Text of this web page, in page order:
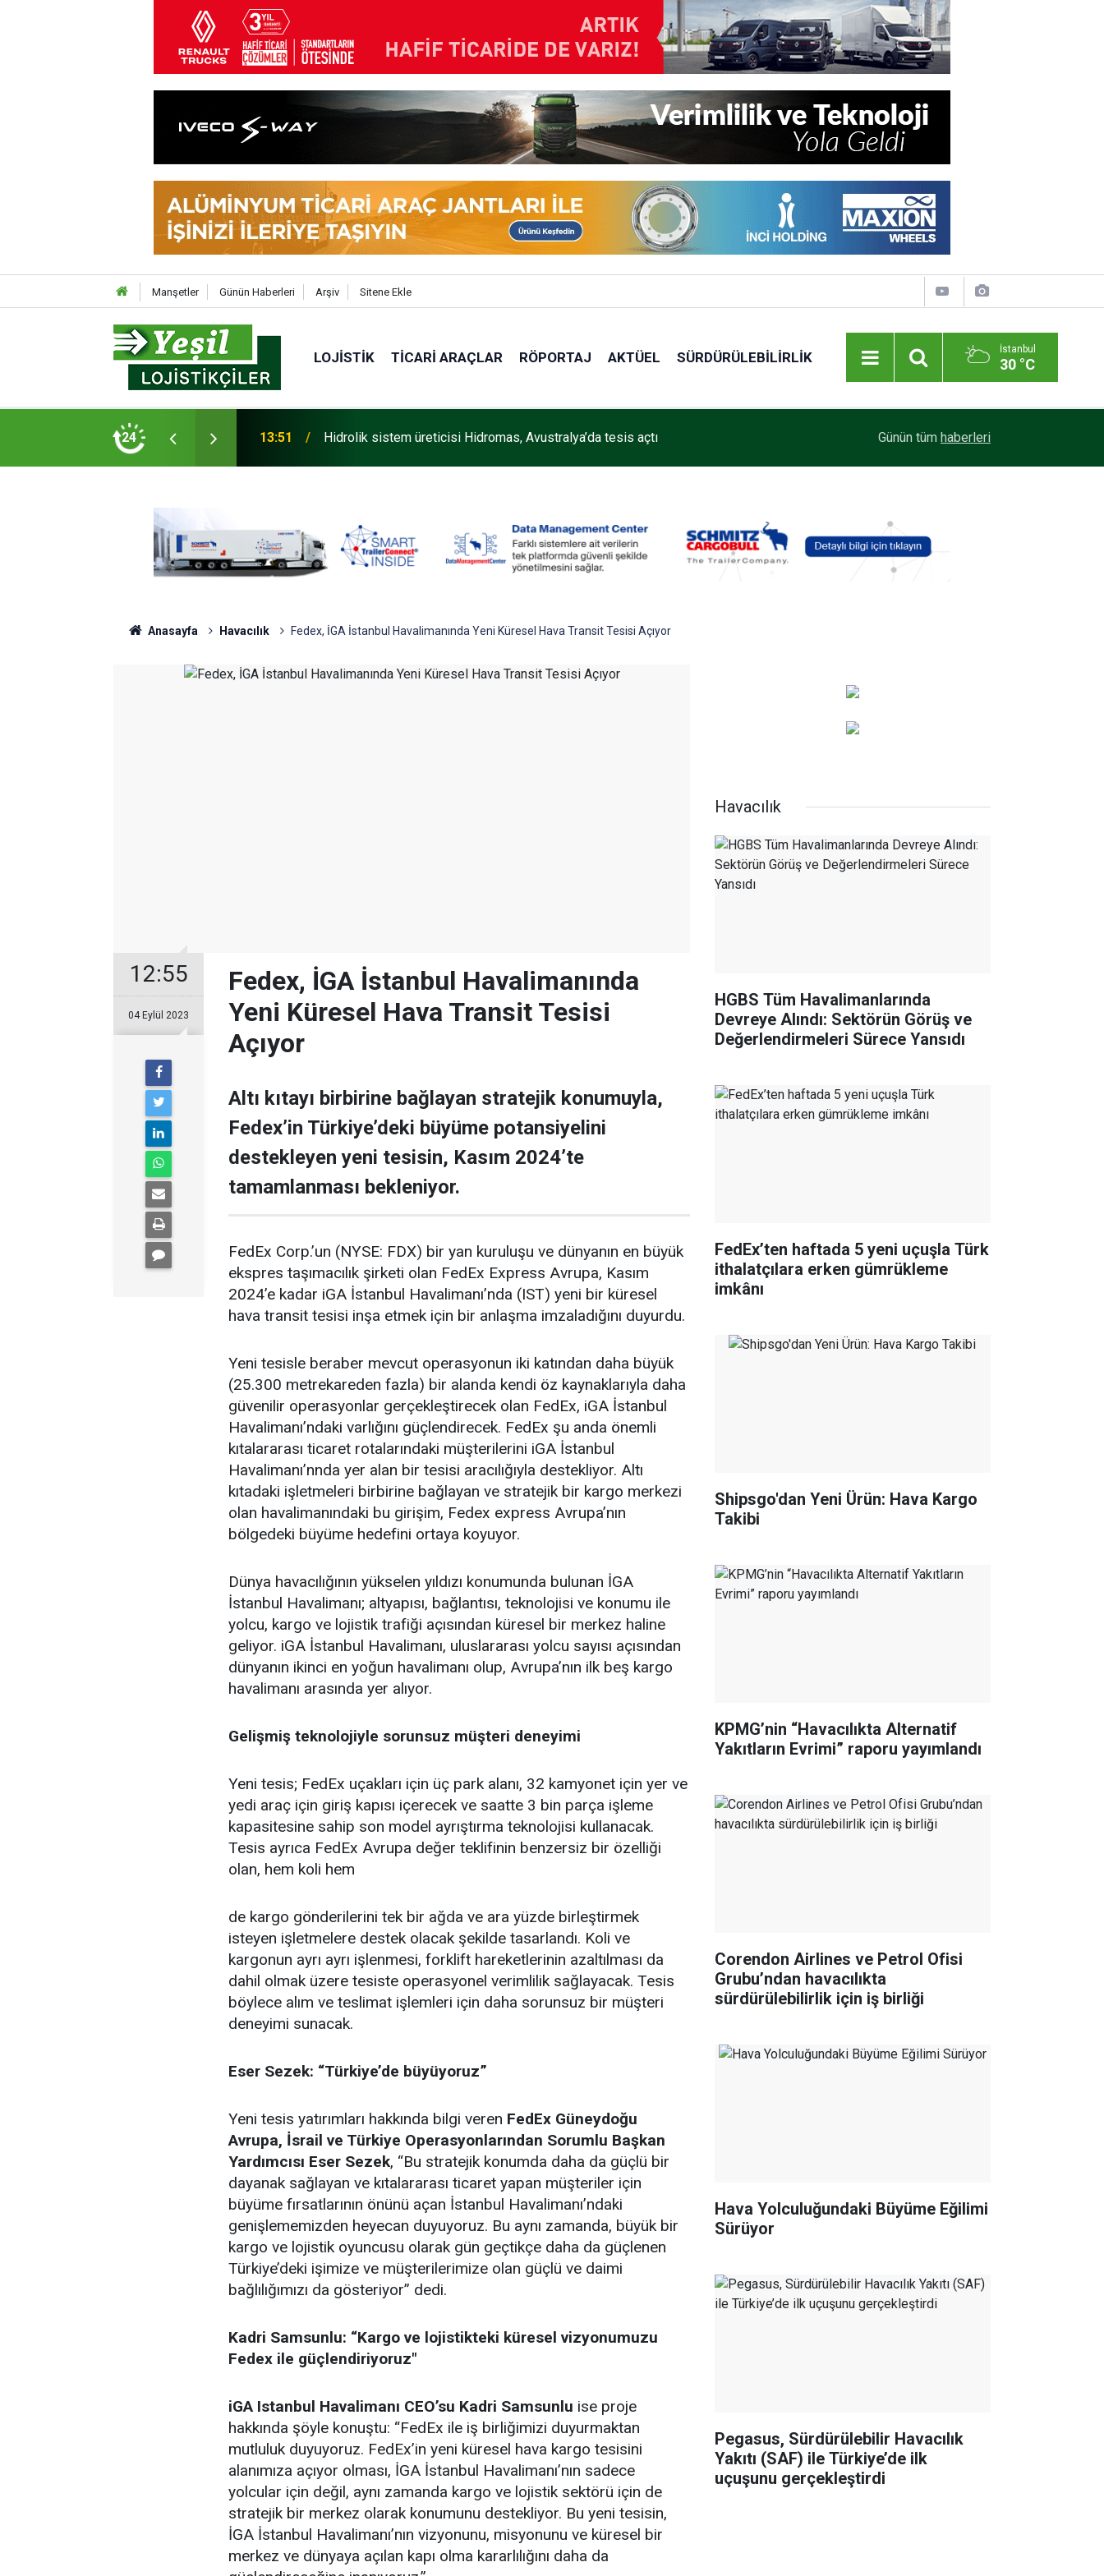
Manşetler Günün Haberleri Arşiv Sitene Ekle
LOJISTIK TICARI ARAÇLAR RÖPORTAJ AKTÜEL SÜRDÜRÜLEBILIRLIK İstanbul
30 °C
24
Yeni Nesil Kabin Projesine Yönelik
13:51 Hidrolik sistem üreticisi Hidromas, Avustralya’da tesis açtı
C-GUARD’ı tanıttı
Günün tüm haberleri
Anasayfa Havacılık Fedex, İGA İstanbul Havalimanında Yeni Küresel Hava Transit Tesisi Açıyor
12:55
04 Eylül 2023
Fedex, İGA İstanbul Havalimanında
Yeni Küresel Hava Transit Tesisi
Açıyor
Altı kıtayı birbirine bağlayan stratejik konumuyla,
Fedex’in Türkiye’deki büyüme potansiyelini
destekleyen yeni tesisin, Kasım 2024’te
tamamlanması bekleniyor.
FedEx Corp.’un (NYSE: FDX) bir yan kuruluşu ve dünyanın en büyük
ekspres taşımacılık şirketi olan FedEx Express Avrupa, Kasım
2024’e kadar iGA İstanbul Havalimanı’nda (IST) yeni bir küresel
hava transit tesisi inşa etmek için bir anlaşma imzaladığını duyurdu.
Yeni tesisle beraber mevcut operasyonun iki katından daha büyük
(25.300 metrekareden fazla) bir alanda kendi öz kaynaklarıyla daha
güvenilir operasyonlar gerçekleştirecek olan FedEx, iGA İstanbul
Havalimanı’ndaki varlığını güçlendirecek. FedEx şu anda önemli
kıtalararası ticaret rotalarındaki müşterilerini iGA İstanbul
Havalimanı’nnda yer alan bir tesisi aracılığıyla destekliyor. Altı
kıtadaki işletmeleri birbirine bağlayan ve stratejik bir kargo merkezi
olan havalimanındaki bu girişim, Fedex express Avrupa’nın
bölgedeki büyüme hedefini ortaya koyuyor.
Dünya havacılığının yükselen yıldızı konumunda bulunan İGA
İstanbul Havalimanı; altyapısı, bağlantısı, teknolojisi ve konumu ile
yolcu, kargo ve lojistik trafiği açısından küresel bir merkez haline
geliyor. iGA İstanbul Havalimanı, uluslararası yolcu sayısı açısından
dünyanın ikinci en yoğun havalimanı olup, Avrupa’nın ilk beş kargo
havalimanı arasında yer alıyor.
Gelişmiş teknolojiyle sorunsuz müşteri deneyimi
Yeni tesis; FedEx uçakları için üç park alanı, 32 kamyonet için yer ve
yedi araç için giriş kapısı içerecek ve saatte 3 bin parça işleme
kapasitesine sahip son model ayrıştırma teknolojisi kullanacak.
Tesis ayrıca FedEx Avrupa değer teklifinin benzersiz bir özelliği
olan, hem koli hem
de kargo gönderilerini tek bir ağda ve ara yüzde birleştirmek
isteyen işletmelere destek olacak şekilde tasarlandı. Koli ve
kargonun ayrı ayrı işlenmesi, forklift hareketlerinin azaltılması da
dahil olmak üzere tesiste operasyonel verimlilik sağlayacak. Tesis
böylece alım ve teslimat işlemleri için daha sorunsuz bir müşteri
deneyimi sunacak.
Eser Sezek: “Türkiye’de büyüyoruz”
Yeni tesis yatırımları hakkında bilgi veren FedEx Güneydoğu
Avrupa, İsrail ve Türkiye Operasyonlarından Sorumlu Başkan
Yardımcısı Eser Sezek, “Bu stratejik konumda daha da güçlü bir
dayanak sağlayan ve kıtalararası ticaret yapan müşteriler için
büyüme fırsatlarının önünü açan İstanbul Havalimanı’ndaki
genişlememizden heyecan duyuyoruz. Bu aynı zamanda, büyük bir
kargo ve lojistik oyuncusu olarak gün geçtikçe daha da güçlenen
Türkiye’deki işimize ve müşterilerimize olan güçlü ve daimi
bağlılığımızı da gösteriyor” dedi.
Kadri Samsunlu: “Kargo ve lojistikteki küresel vizyonumuzu
Fedex ile güçlendiriyoruz"
iGA Istanbul Havalimanı CEO’su Kadri Samsunlu ise proje
hakkında şöyle konuştu: “FedEx ile iş birliğimizi duyurmaktan
mutluluk duyuyoruz. FedEx’in yeni küresel hava kargo tesisini
alanımıza açıyor olması, İGA İstanbul Havalimanı’nın sadece
yolcular için değil, aynı zamanda kargo ve lojistik sektörü için de
stratejik bir merkez olarak konumunu destekliyor. Bu yeni tesisin,
İGA İstanbul Havalimanı’nın vizyonunu, misyonunu ve küresel bir
merkez ve dünyaya açılan kapı olma kararlılığını daha da
Havacılık
HGBS Tüm Havalimanlarında
Devreye Alındı: Sektörün Görüş ve
Değerlendirmeleri Sürece Yansıdı
FedEx’ten haftada 5 yeni uçuşla Türk
ithalatçılara erken gümrükleme
imkânı
Shipsgo'dan Yeni Ürün: Hava Kargo
Takibi
KPMG’nin “Havacılıkta Alternatif
Yakıtların Evrimi” raporu yayımlandı
Corendon Airlines ve Petrol Ofisi
Grubu’ndan havacılıkta
sürdürülebilirlik için iş birliği
Hava Yolculuğundaki Büyüme Eğilimi
Sürüyor
Pegasus, Sürdürülebilir Havacılık
Yakıtı (SAF) ile Türkiye’de ilk
uçuşunu gerçekleştirdi